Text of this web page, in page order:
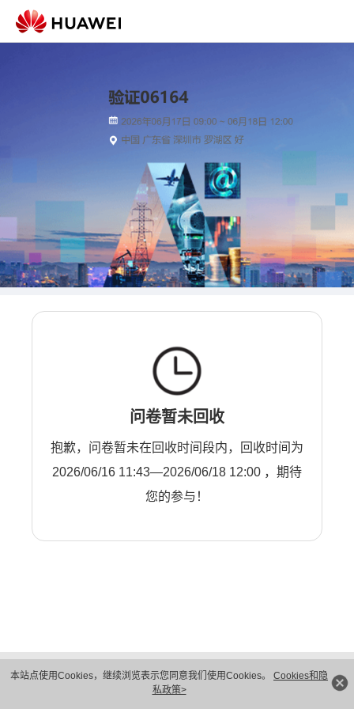
本站点使用Cookies，继续浏览表示您同意我们使用Cookies。 Cookies和隐
私政策>
问卷暂未回收
抱歉，问卷暂未在回收时间段内，回收时间为
2026/06/16 11:43—2026/06/18 12:00 ，期待
您的参与！
隐私保护
法律声明